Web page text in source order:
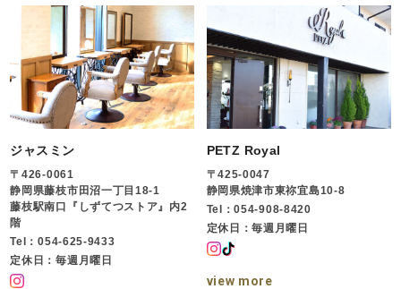
ジャスミン
〒426-0061
静岡県藤枝市田沼一丁目18-1
藤枝駅南口『しずてつストア』内2
階
Tel：054-625-9433
定休日：毎週月曜日
PETZ Royal
〒425-0047
静岡県焼津市東祢宜島10-8
Tel：054-908-8420
定休日：毎週月曜日
view more